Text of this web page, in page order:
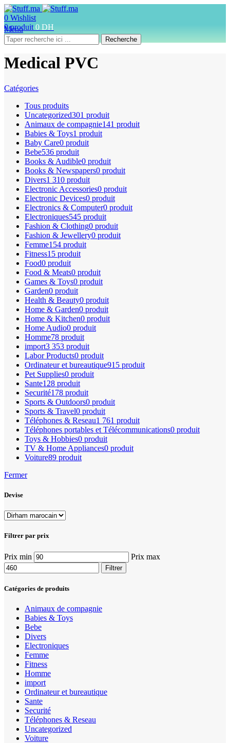
0 Wishlist
0produit 0 DH
Menu
Recherche
Medical PVC
Catégories
Tous produits
Uncategorized301 produit
Animaux de compagnie141 produit
Babies & Toys1 produit
Baby Care0 produit
Bebe536 produit
Books & Audible0 produit
Books & Newspapers0 produit
Divers1 310 produit
Electronic Accessories0 produit
Electronic Devices0 produit
Electronics & Computer0 produit
Electroniques545 produit
Fashion & Clothing0 produit
Fashion & Jewellery0 produit
Femme154 produit
Fitness15 produit
Food0 produit
Food & Meats0 produit
Games & Toys0 produit
Garden0 produit
Health & Beauty0 produit
Home & Garden0 produit
Home & Kitchen0 produit
Home Audio0 produit
Homme78 produit
import3 353 produit
Labor Products0 produit
Ordinateur et bureautique915 produit
Pet Supplies0 produit
Sante128 produit
Securité178 produit
Sports & Outdoors0 produit
Sports & Travel0 produit
Téléphones & Reseau1 761 produit
Téléphones portables et Télécommunications0 produit
Toys & Hobbies0 produit
TV & Home Appliances0 produit
Voiture89 produit
Fermer
Devise
Filtrer par prix
Prix min Prix max
Filtrer
Catégories de produits
Animaux de compagnie
Babies & Toys
Bebe
Divers
Electroniques
Femme
Fitness
Homme
import
Ordinateur et bureautique
Sante
Securité
Téléphones & Reseau
Uncategorized
Voiture